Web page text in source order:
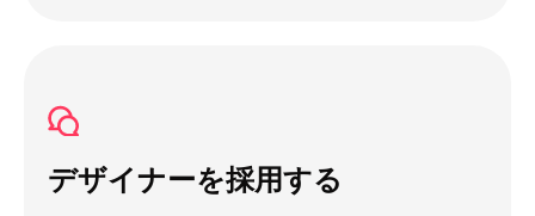
デザイナーを採用する